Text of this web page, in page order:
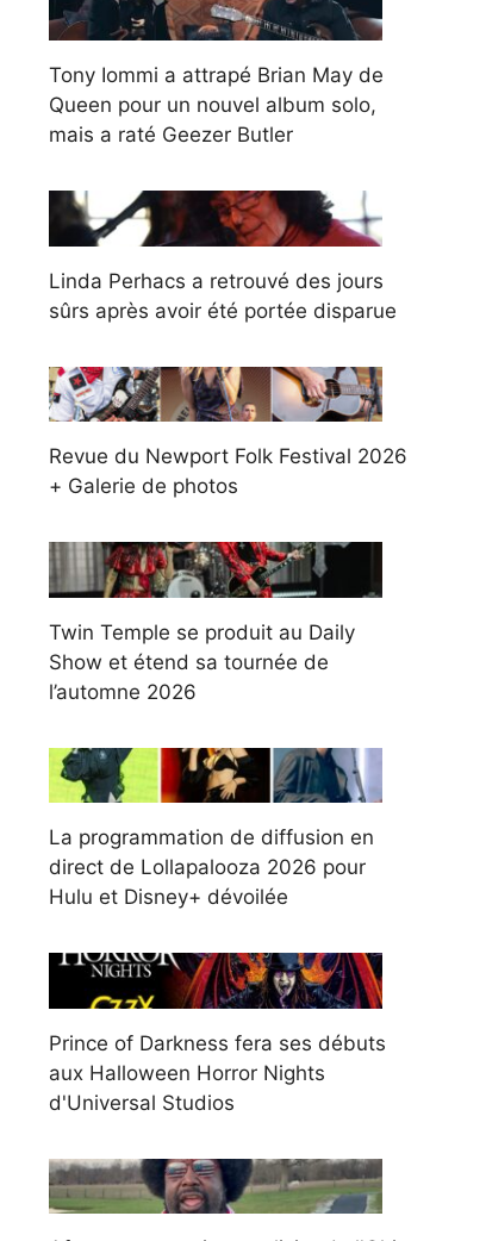
Tony Iommi a attrapé Brian May de
Queen pour un nouvel album solo,
mais a raté Geezer Butler
Linda Perhacs a retrouvé des jours
sûrs après avoir été portée disparue
Revue du Newport Folk Festival 2026
+ Galerie de photos
Twin Temple se produit au Daily
Show et étend sa tournée de
l’automne 2026
La programmation de diffusion en
direct de Lollapalooza 2026 pour
Hulu et Disney+ dévoilée
Prince of Darkness fera ses débuts
aux Halloween Horror Nights
d'Universal Studios